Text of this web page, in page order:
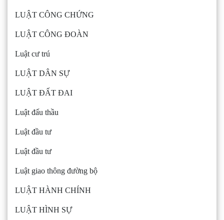
LUẬT CÔNG CHỨNG
LUẬT CÔNG ĐOÀN
Luật cư trú
LUẬT DÂN SỰ
LUẬT ĐẤT ĐAI
Luật đấu thầu
Luật đầu tư
Luật đầu tư
Luật giao thông đường bộ
LUẬT HÀNH CHÍNH
LUẬT HÌNH SỰ